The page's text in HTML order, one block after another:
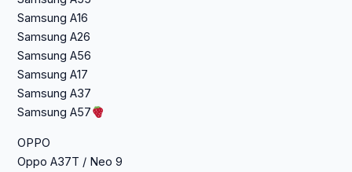
Samsung A16
Samsung A26
Samsung A56
Samsung A17
Samsung A37
Samsung A57
OPPO
Oppo A37T / Neo 9